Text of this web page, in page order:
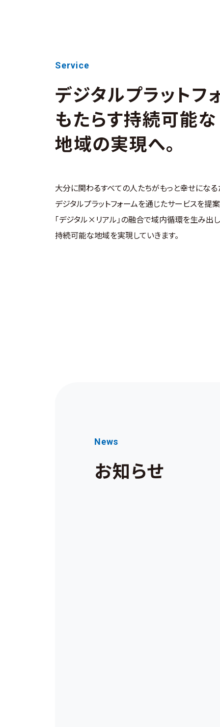
Service
デジタルプラットフ
もたらす持続可能な
地域の実現へ。
大分に関わるすべての人たちがもっと幸せになる
デジタルプラットフォームを通じたサービスを提案
「デジタル×リアル」の融合で域内循環を生み出し
持続可能な地域を実現していきます。
News
お知らせ